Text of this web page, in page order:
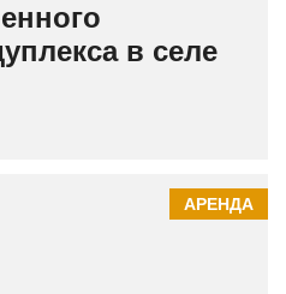
в селе
АРЕНДА